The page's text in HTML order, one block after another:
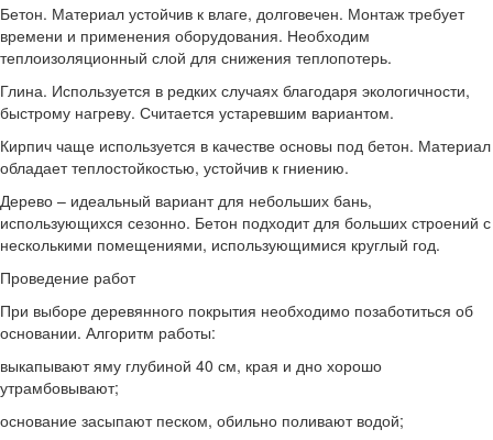
Бетон. Материал устойчив к влаге, долговечен. Монтаж требует
времени и применения оборудования. Необходим
теплоизоляционный слой для снижения теплопотерь.
Глина. Используется в редких случаях благодаря экологичности,
быстрому нагреву. Считается устаревшим вариантом.
Кирпич чаще используется в качестве основы под бетон. Материал
обладает теплостойкостью, устойчив к гниению.
Дерево – идеальный вариант для небольших бань,
использующихся сезонно. Бетон подходит для больших строений с
несколькими помещениями, использующимися круглый год.
Проведение работ
При выборе деревянного покрытия необходимо позаботиться об
основании. Алгоритм работы:
выкапывают яму глубиной 40 см, края и дно хорошо
утрамбовывают;
основание засыпают песком, обильно поливают водой;